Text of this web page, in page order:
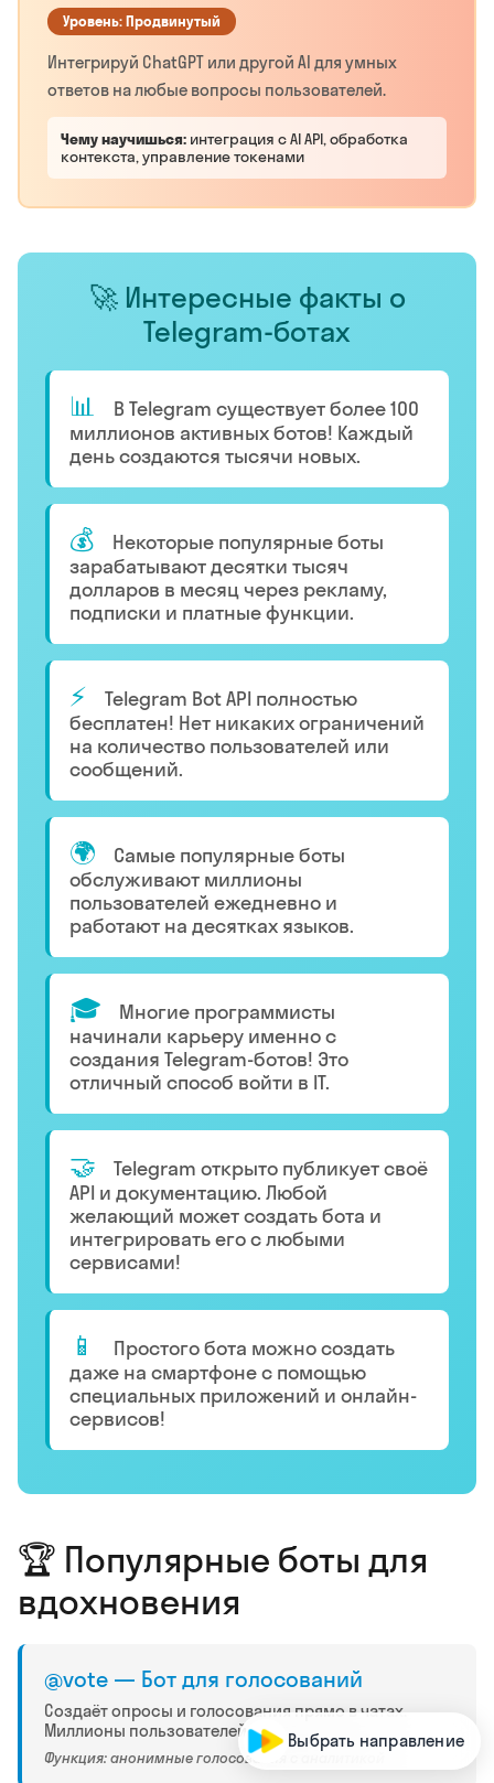
Уровень: Продвинутый
Интегрируй ChatGPT или другой AI для умных
ответов на любые вопросы пользователей.
Чему научишься: интеграция с AI API, обработка
контекста, управление токенами
🚀 Интересные факты о
Telegram-ботах
📊
В Telegram существует более 100
миллионов активных ботов! Каждый
день создаются тысячи новых.
💰
Некоторые популярные боты
зарабатывают десятки тысяч
долларов в месяц через рекламу,
подписки и платные функции.
⚡
Telegram Bot API полностью
бесплатен! Нет никаких ограничений
на количество пользователей или
сообщений.
🌍
Самые популярные боты
обслуживают миллионы
пользователей ежедневно и
работают на десятках языков.
🎓
Многие программисты
начинали карьеру именно с
создания Telegram-ботов! Это
отличный способ войти в IT.
🤝
Telegram открыто публикует своё
API и документацию. Любой
желающий может создать бота и
интегрировать его с любыми
сервисами!
📱
Простого бота можно создать
даже на смартфоне с помощью
специальных приложений и онлайн-
сервисов!
🏆 Популярные боты для
вдохновения
@vote — Бот для голосований
Создаёт опросы и голосования прямо в чатах.
Миллионы пользователей.
Функция: анонимные голосования с аналитикой
Выбрать направление